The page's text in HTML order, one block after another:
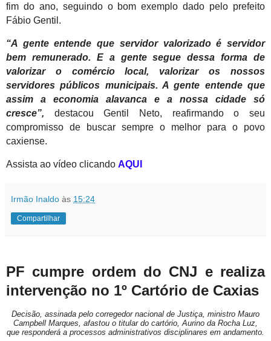
fim do ano, seguindo o bom exemplo dado pelo prefeito
Fábio Gentil.
“A gente entende que servidor valorizado é servidor
bem remunerado. E a gente segue dessa forma de
valorizar o comércio local, valorizar os nossos
servidores públicos municipais. A gente entende que
assim a economia alavanca e a nossa cidade só
cresce”, destacou Gentil Neto, reafirmando o seu
compromisso de buscar sempre o melhor para o povo
caxiense.
Assista ao vídeo clicando AQUI
Irmão Inaldo às 15:24
Compartilhar
PF cumpre ordem do CNJ e realiza
intervenção no 1º Cartório de Caxias
Decisão, assinada pelo corregedor nacional de Justiça, ministro Mauro
Campbell Marques, afastou o titular do cartório, Aurino da Rocha Luz,
que responderá a processos administrativos disciplinares em andamento.